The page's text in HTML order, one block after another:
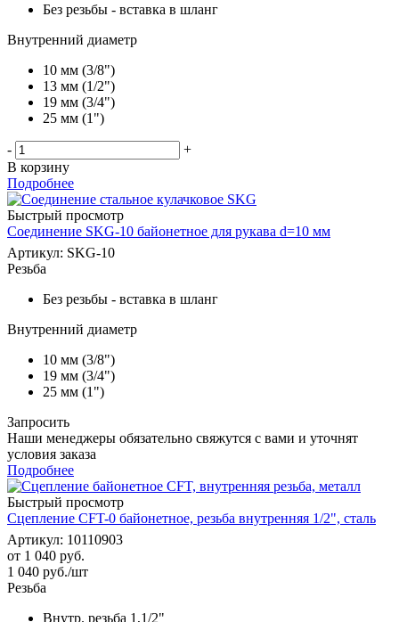
Без резьбы - вставка в шланг
Внутренний диаметр
10 мм (3/8")
13 мм (1/2")
19 мм (3/4")
25 мм (1")
-
+
В корзину
Подробнее
Быстрый просмотр
Соединение SKG-10 байонетное для рукава d=10 мм
Артикул: SKG-10
Резьба
Без резьбы - вставка в шланг
Внутренний диаметр
10 мм (3/8")
19 мм (3/4")
25 мм (1")
Запросить
Наши менеджеры обязательно свяжутся с вами и уточнят
условия заказа
Подробнее
Быстрый просмотр
Сцепление CFT-0 байонетное, резьба внутренняя 1/2", сталь
Артикул: 10110903
от 1 040 руб.
1 040 руб./шт
Резьба
Внутр. резьба 1,1/2"